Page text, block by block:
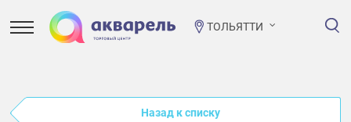
ТОЛЬЯТТИ
Назад к списку